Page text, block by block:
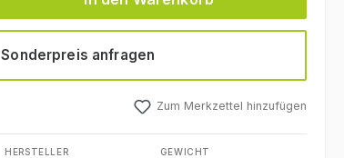
Sonderpreis anfragen
Zum Merkzettel hinzufügen
HERSTELLER GEWICHT